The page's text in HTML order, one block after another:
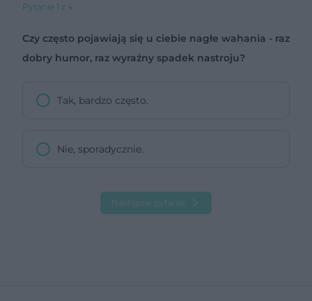
Pytanie 1 z 4
Czy często pojawiają się u ciebie nagłe wahania - raz
dobry humor, raz wyraźny spadek nastroju?
Tak, bardzo często.
Nie, sporadycznie.
Następne pytanie